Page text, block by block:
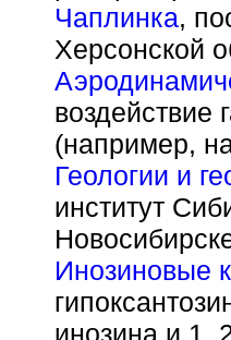
Чаплинка,
Херсонской
воздействие
(например,
Геологии и
институт
Инозиновые
инозина и 1,